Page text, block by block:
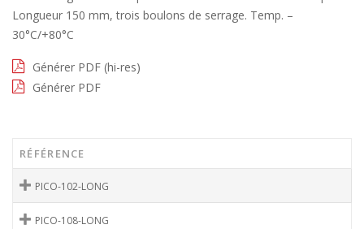
Longueur 150 mm, trois boulons de serrage. Temp. –
30°C/+80°C
Générer PDF (hi-res)
Générer PDF
RÉFÉRENCE
PICO-102-LONG
PICO-108-LONG